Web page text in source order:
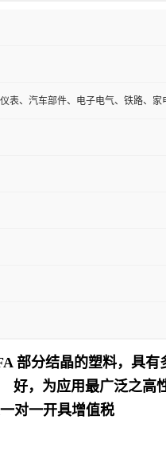
表、汽车部件、电子电气、铁路、家
部分结晶的塑料，具
好，为应用最广泛之高
对一开具增值税